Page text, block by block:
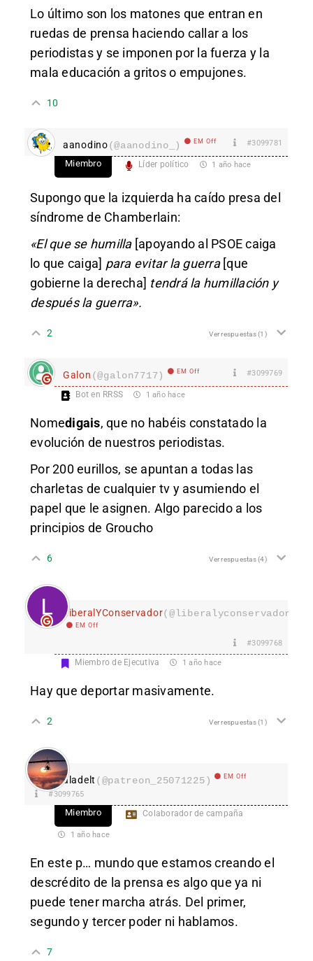
Lo último son los matones que entran en
ruedas de prensa haciendo callar a los
periodistas y se imponen por la fuerza y la
mala educación a gritos o empujones.
10
aanodino(@aanodino_) EM Off #3099781
Miembro Líder político 1 año hace
Supongo que la izquierda ha caído presa del
síndrome de Chamberlain:
«El que se humilla [apoyando al PSOE caiga
lo que caiga] para evitar la guerra [que
gobierne la derecha] tendrá la humillación y
después la guerra».
2 Ver respuestas(1)
Galon (@galon7717) EM Off #3099769
Bot en RRSS 1 año hace
Nomedigais, que no habéis constatado la
evolución de nuestros periodistas.
Por 200 eurillos, se apuntan a todas las
charletas de cualquier tv y asumiendo el
papel que le asignen. Algo parecido a los
principios de Groucho
6 Ver respuestas(4)
LiberalYConservador
EM Off
#3099768
Miembro de Ejecutiva 1 año hace
Hay que deportar masivamente.
2 Ver respuestas(1)
aladelt (@patreon_25071225) EM Off
#3099765
Miembro Colaborador de campaña
1 año hace
En este p… mundo que estamos creando el
descrédito de la prensa es algo que ya ni
puede tener marcha atrás. Del primer,
segundo y tercer poder ni hablamos.
7